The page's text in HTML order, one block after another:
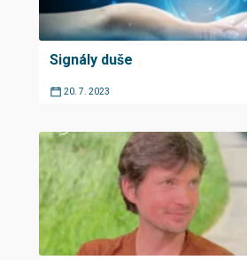
Signály duše
20. 7. 2023